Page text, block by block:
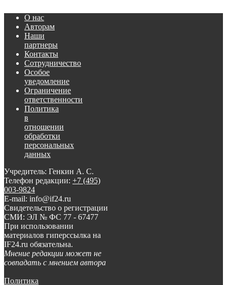
О нас
Авторам
Наши
партнеры
Контакты
Сотрудничество
Особое
уведомление
Ограничение
ответственности
Политика
в
отношении
обработки
персональных
данных
Учредитель: Генкин А. С.
Телефон редакции: +7 (495)
003-9824
E-mail: info@if24.ru
Свидетельство о регистрации
СМИ: ЭЛ № ФС 77 - 67477
При использовании
материалов гиперссылка на
IF24.ru обязательна.
Мнение редакции может не
совпадать с мнением автора
Политика